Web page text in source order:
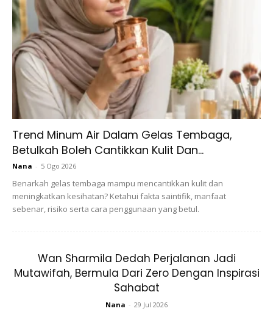
Junjung Kasih Tuanku. Faz Akan Simpan
Trend Minum Air Dalam Gelas Tembaga,
Betulkah Boleh Cantikkan Kulit Dan...
Nana - 5 Ogo 2026
Benarkah gelas tembaga mampu mencantikkan kulit dan
meningkatkan kesihatan? Ketahui fakta saintifik, manfaat
sebenar, risiko serta cara penggunaan yang betul.
Wan Sharmila Dedah Perjalanan Jadi
Mutawifah, Bermula Dari Zero Dengan Inspirasi
Sahabat
Nana - 29 Jul 2026